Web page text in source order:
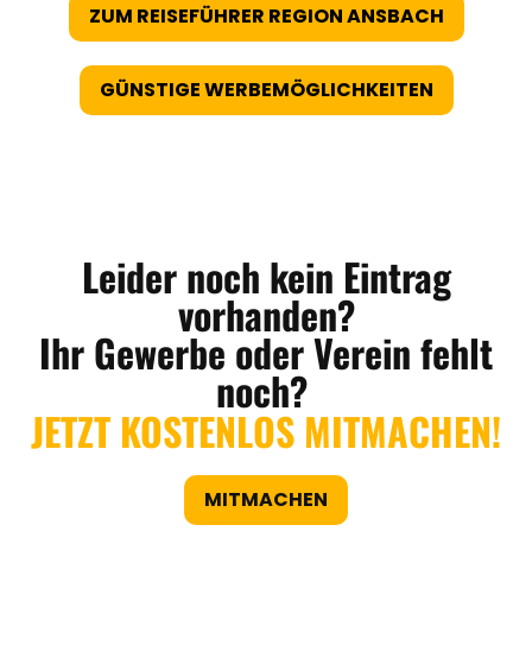
ZUM REISEFÜHRER REGION ANSBACH
GÜNSTIGE WERBEMÖGLICHKEITEN
Leider noch kein Eintrag
vorhanden?
Ihr Gewerbe oder Verein fehlt
noch?
JETZT KOSTENLOS MITMACHEN!
MITMACHEN